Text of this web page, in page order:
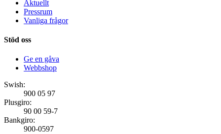
Aktuellt
Pressrum
Vanliga frågor
Stöd oss
Ge en gåva
Webbshop
Swish:
900 05 97
Plusgiro:
90 00 59-7
Bankgiro:
900-0597